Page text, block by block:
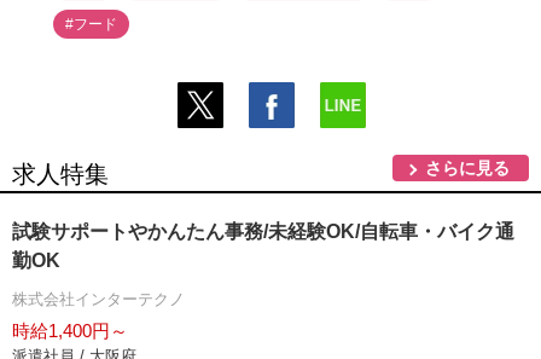
#フード
求人特集 さらに見る
試験サポートやかんたん事務/未経験OK/自転車・バイク通
勤OK
株式会社インターテクノ
時給1,400円～